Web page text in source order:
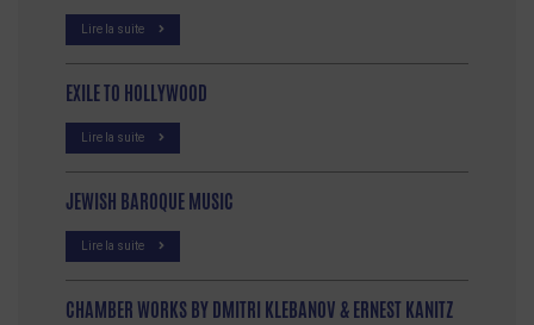
Lire la suite
EXILE TO HOLLYWOOD
Lire la suite
JEWISH BAROQUE MUSIC
Lire la suite
CHAMBER WORKS BY DMITRI KLEBANOV & ERNEST KANITZ